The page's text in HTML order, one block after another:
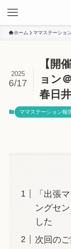
ホーム ママステーショ
【開
ョン
春日
2025
6/17
ママステーション報
「出張
ングセ
した
次回の